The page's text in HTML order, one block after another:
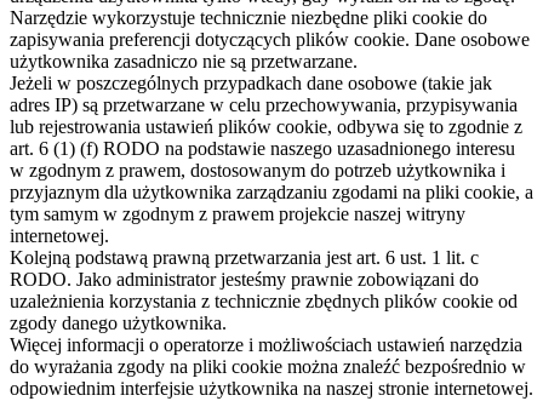
Narzędzie wykorzystuje technicznie niezbędne pliki cookie do
zapisywania preferencji dotyczących plików cookie. Dane osobowe
użytkownika zasadniczo nie są przetwarzane.
Jeżeli w poszczególnych przypadkach dane osobowe (takie jak
adres IP) są przetwarzane w celu przechowywania, przypisywania
lub rejestrowania ustawień plików cookie, odbywa się to zgodnie z
art. 6 (1) (f) RODO na podstawie naszego uzasadnionego interesu
w zgodnym z prawem, dostosowanym do potrzeb użytkownika i
przyjaznym dla użytkownika zarządzaniu zgodami na pliki cookie, a
tym samym w zgodnym z prawem projekcie naszej witryny
internetowej.
Kolejną podstawą prawną przetwarzania jest art. 6 ust. 1 lit. c
RODO. Jako administrator jesteśmy prawnie zobowiązani do
uzależnienia korzystania z technicznie zbędnych plików cookie od
zgody danego użytkownika.
Więcej informacji o operatorze i możliwościach ustawień narzędzia
do wyrażania zgody na pliki cookie można znaleźć bezpośrednio w
odpowiednim interfejsie użytkownika na naszej stronie internetowej.